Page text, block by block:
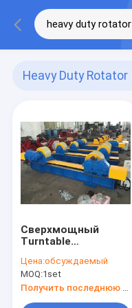
Heavy Duty Rotator
Сверхмощный
Turntable
VFD сваривая для
пускать индустрию
по трубам
Цена:обсуждаемый
MOQ:1set